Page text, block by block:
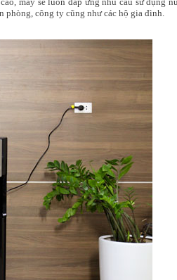
phòng, công ty cũng như các hộ gia đình.